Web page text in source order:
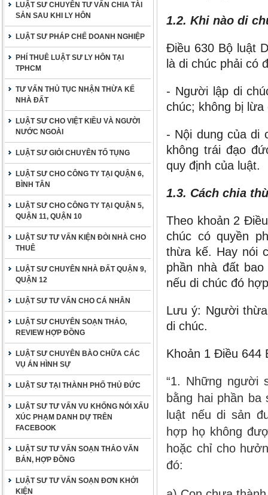
LUẬT SƯ CHUYÊN TƯ VẤN CHIA TÀI
SẢN SAU KHI LY HÔN
LUẬT SƯ PHÁP CHẾ DOANH NGHIỆP
PHÍ THUÊ LUẬT SƯ LY HÔN TẠI
TPHCM
TƯ VẤN THỦ TỤC NHẬN THỪA KẾ
NHÀ ĐẤT
LUẬT SƯ CHO VIỆT KIỀU VÀ NGƯỜI
NƯỚC NGOÀI
LUẬT SƯ GIỎI CHUYÊN TỐ TỤNG
LUẬT SƯ CHO CÔNG TY TẠI QUẬN 6,
BÌNH TÂN
LUẬT SƯ CHO CÔNG TY TẠI QUẬN 5,
QUẬN 11, QUẬN 10
LUẬT SƯ TƯ VẤN KIỆN ĐÒI NHÀ CHO
THUÊ
LUẬT SƯ CHUYÊN NHÀ ĐẤT QUẬN 9,
QUẬN 12
LUẬT SƯ TƯ VẤN CHO CÁ NHÂN
LUẬT SƯ CHUYÊN SOẠN THẢO,
REVIEW HỢP ĐỒNG
LUẬT SƯ CHUYÊN BÀO CHỮA CÁC
VỤ ÁN HÌNH SỰ
LUẬT SƯ TẠI THÀNH PHỐ THỦ ĐỨC
LUẬT SƯ TƯ VẤN VU KHỐNG NÓI XẤU
XÚC PHẠM DANH DỰ TRÊN
FACEBOOK
LUẬT SƯ TƯ VẤN SOẠN THẢO VĂN
BẢN, HỢP ĐỒNG
LUẬT SƯ TƯ VẤN SOẠN ĐƠN KHỞI
KIỆN
1.2. Khi nào di
Điều 630 Bộ luật
là di chúc phải có
- Người lập di
chúc; không bị
- Nội dung của di
không trái đạo
quy định của luật.
1.3. Cách chia
Theo khoản 2
chúc có quyền
thừa kế. Hay nói
phần nhà đất
nếu di chúc đó
Lưu ý: Người
di chúc.
Khoản 1 Điều 644
“1. Những người
bằng hai phần
luật nếu di sản
hợp họ không
hoặc chỉ cho
đó: